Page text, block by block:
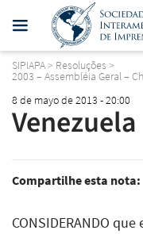
SIPIAPA> Resoluções >
2003 – Assembléia Geral –
8 de mayo de 2013 - 20:00
Venezuela
Compartilhe esta nota:
CONSIDERANDO